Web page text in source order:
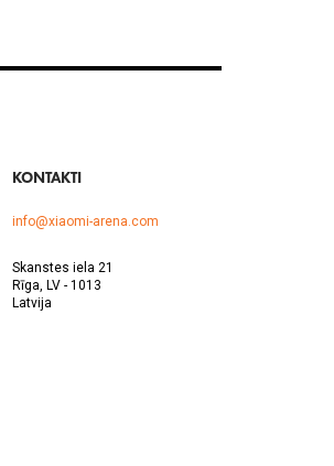
KONTAKTI
info@xiaomi-arena.com
Skanstes iela 21
Rīga, LV - 1013
Latvija